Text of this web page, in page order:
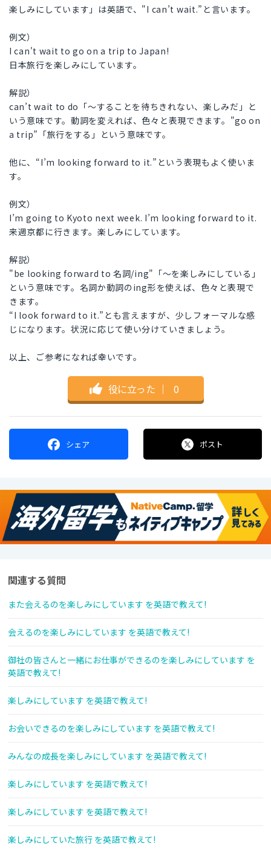
楽しみにしています」は英語で、"I can’t wait.”と言います。
例文）
I can't wait to go on a trip to Japan!
日本旅行を楽しみにしています。
解説）
can’t wait to do「〜することを待ちきれない、楽しみだ」と
いう意味です。動詞を変えれば、色々と表現できます。"go on
a trip”「旅行をする」という意味です。
他に、“I’m looking forward to it.”という表現もよく使いま
す。
例文）
I’m going to Kyoto next week. I’m looking forward to it.
来週京都に行きます。楽しみにしています。
解説）
"be looking forward to 名詞/ing"「〜を楽しみにしている」
という意味です。名詞か動詞のing形を使えば、色々と表現で
きます。
“I look forward to it.”とも言えますが、少しフォーマルな感
じになります。状況に応じて使い分けていきましょう。
以上、ご参考になれば幸いです。
役に立った ｜ 0
シェア ポスト
関連する質問
また会えるのを楽しみにしています を英語で教えて!
会えるのを楽しみにしています を英語で教えて!
御社の皆さんと一緒にお仕事ができるのを楽しみにしています を
英語で教えて!
楽しみにしています を英語で教えて!
お会いできるのを楽しみにしています を英語で教えて!
みんなの成長を楽しみにしています を英語で教えて!
楽しみにしています を英語で教えて!
楽しみにしています を英語で教えて!
楽しみにしていた旅行 を英語で教えて!